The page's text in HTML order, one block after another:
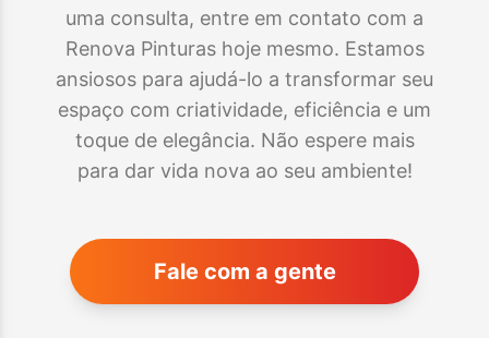
uma consulta, entre em contato com a
Renova Pinturas hoje mesmo. Estamos
ansiosos para ajudá-lo a transformar seu
espaço com criatividade, eficiência e um
toque de elegância. Não espere mais
para dar vida nova ao seu ambiente!
Fale com a gente